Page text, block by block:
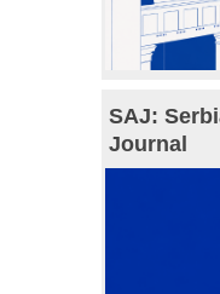
SAJ:
Journal